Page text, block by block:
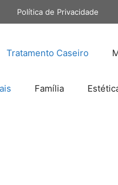
Política de Privacidade
Tratamento Caseiro
Família